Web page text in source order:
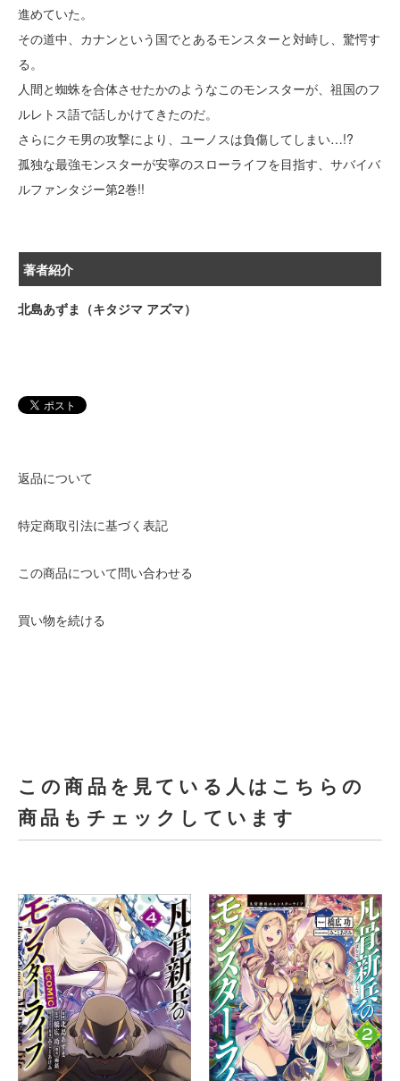
進めていた。
その道中、カナンという国でとあるモンスターと対峙し、驚愕す
る。
人間と蜘蛛を合体させたかのようなこのモンスターが、祖国のフ
ルレトス語で話しかけてきたのだ。
さらにクモ男の攻撃により、ユーノスは負傷してしまい…!?
孤独な最強モンスターが安寧のスローライフを目指す、サバイバ
ルファンタジー第2巻!!
著者紹介
北島あずま（キタジマ アズマ）
返品について
特定商取引法に基づく表記
この商品について問い合わせる
買い物を続ける
この商品を見ている人はこちらの
商品もチェックしています